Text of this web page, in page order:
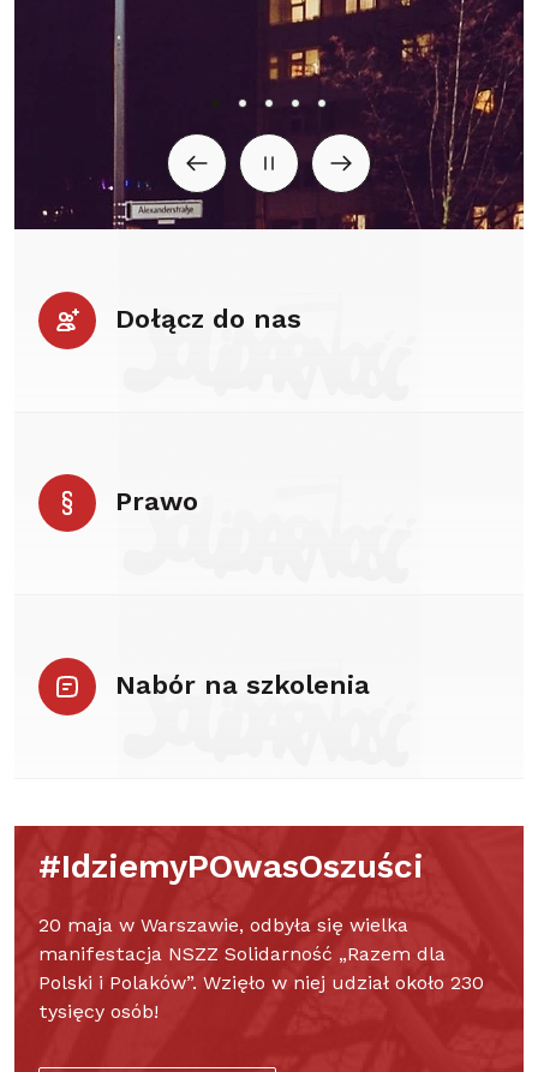
Dołącz do nas
Prawo
Nabór na szkolenia
#IdziemyPOwasOszuści
20 maja w Warszawie, odbyła się wielka
manifestacja NSZZ Solidarność „Razem dla
Polski i Polaków”. Wzięło w niej udział około 230
tysięcy osób!